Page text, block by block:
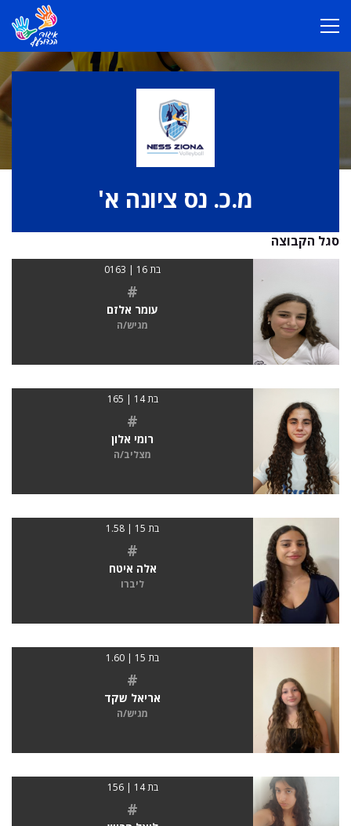
מ.כ. נס ציונה א'
סגל הקבוצה
בת 16 | 0163
#
עומר אלזם
מגיש/ה
בת 14 | 165
#
רומי אלון
מצליב/ה
בת 15 | 1.58
#
אלה איטח
ליברו
בת 15 | 1.60
#
אריאל שקד
מגיש/ה
בת 14 | 156
#